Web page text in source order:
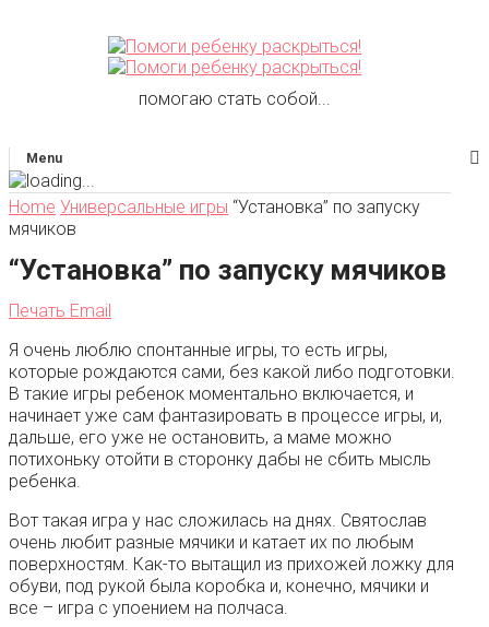
помогаю стать собой...
Menu
Home Универсальные игры “Установка” по запуску
мячиков
“Установка” по запуску мячиков
Печать Email
Я очень люблю спонтанные игры, то есть игры,
которые рождаются сами, без какой либо подготовки.
В такие игры ребенок моментально включается, и
начинает уже сам фантазировать в процессе игры, и,
дальше, его уже не остановить, а маме можно
потихоньку отойти в сторонку дабы не сбить мысль
ребенка.
Вот такая игра у нас сложилась на днях. Святослав
очень любит разные мячики и катает их по любым
поверхностям. Как-то вытащил из прихожей ложку для
обуви, под рукой была коробка и, конечно, мячики и
все – игра с упоением на полчаса.